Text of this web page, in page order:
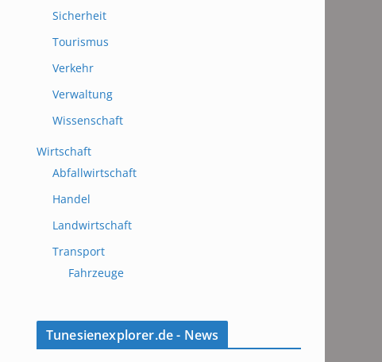
Sicherheit
Tourismus
Verkehr
Verwaltung
Wissenschaft
Wirtschaft
Abfallwirtschaft
Handel
Landwirtschaft
Transport
Fahrzeuge
Tunesienexplorer.de - News